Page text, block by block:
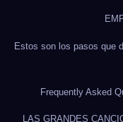
Estos son los pasos que
Frequently Asked
LAS GRANDES